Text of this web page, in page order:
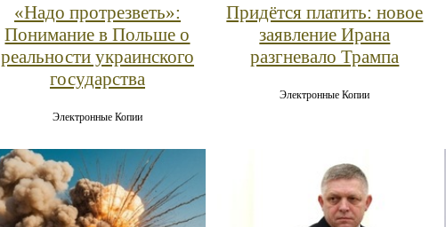
«Надо протрезветь»:
Понимание в Польше о
реальности украинского
государства
Электронные Копии
Придётся платить: новое
заявление Ирана
разгневало Трампа
Электронные Копии